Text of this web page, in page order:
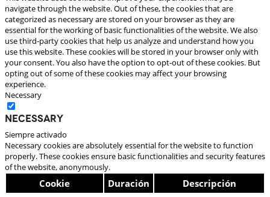
navigate through the website. Out of these, the cookies that are
categorized as necessary are stored on your browser as they are
essential for the working of basic functionalities of the website. We also
use third-party cookies that help us analyze and understand how you
use this website. These cookies will be stored in your browser only with
your consent. You also have the option to opt-out of these cookies. But
opting out of some of these cookies may affect your browsing
experience.
Necessary
Necessary
Siempre activado
Necessary cookies are absolutely essential for the website to function
properly. These cookies ensure basic functionalities and security features
of the website, anonymously.
Cookie Duración Descripción